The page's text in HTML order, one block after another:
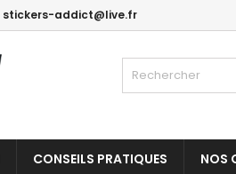
stickers-addict@live.fr
CONSEILS PRATIQUES NOS